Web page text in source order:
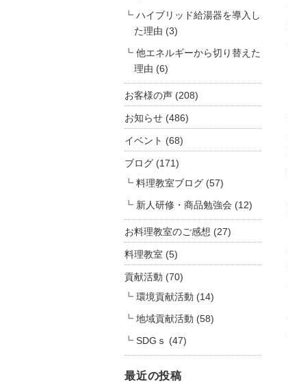
ハイブリッド給湯器を導入し
た理由 (3)
他エネルギーから切り替えた
理由 (6)
お客様の声 (208)
お知らせ (486)
イベント (68)
ブログ (171)
料理教室ブログ(57)
新人研修・商品勉強会 (12)
お料理教室のご感想 (27)
料理教室 (5)
貢献活動 (70)
環境貢献活動 (14)
地域貢献活動 (58)
SDGｓ (47)
最近の投稿